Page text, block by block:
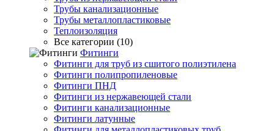
Трубы канализационные
Трубы металлопластиковые
Теплоизоляция
Все категории (10)
Фитинги
Фитинги для труб из сшитого полиэтилена
Фитинги полипропиленовые
Фитинги ПНД
Фитинги из нержавеющей стали
Фитинги канализационные
Фитинги латунные